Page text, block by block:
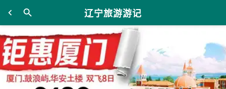
辽宁旅游游记